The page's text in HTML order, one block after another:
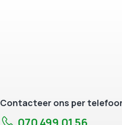
Contacteer ons per